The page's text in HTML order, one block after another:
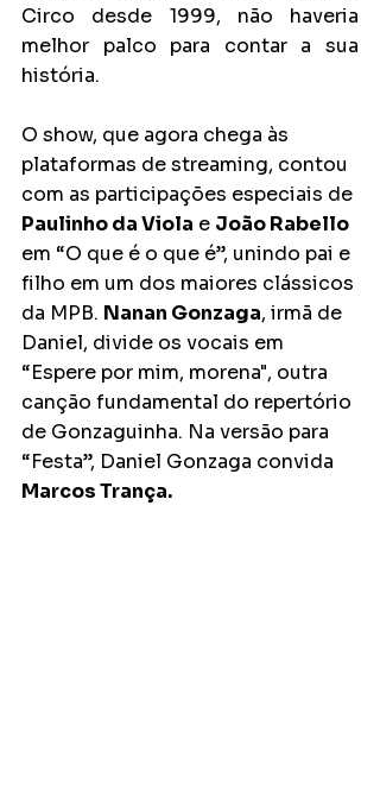
Circo desde 1999, não haveria
melhor palco para contar a sua
história.
O show, que agora chega às
plataformas de streaming, contou
com as participações especiais de
Paulinho da Viola e João Rabello
em “O que é o que é”, unindo pai e
filho em um dos maiores clássicos
da MPB. Nanan Gonzaga, irmã de
Daniel, divide os vocais em
“Espere por mim, morena", outra
canção fundamental do repertório
de Gonzaguinha. Na versão para
“Festa”, Daniel Gonzaga convida
Marcos Trança.